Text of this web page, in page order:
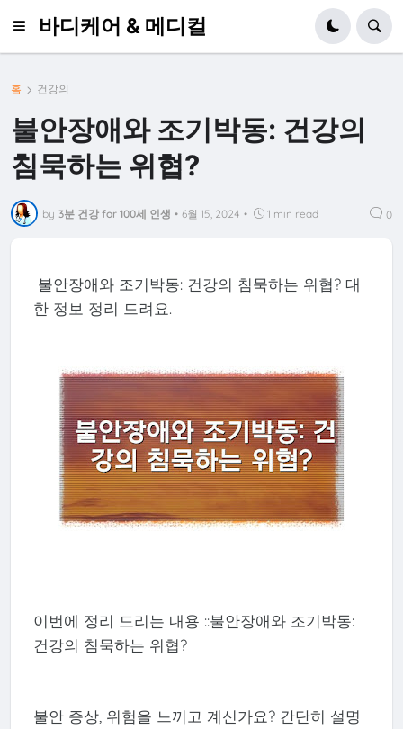
바디케어 & 메디컬
홈 건강의
불안장애와 조기박동: 건강의
침묵하는 위협?
by 3분 건강 for 100세 인생 • 6월 15, 2024 • 1 min read 0
불안장애와 조기박동: 건강의 침묵하는 위협? 대
한 정보 정리 드려요.
이번에 정리 드리는 내용 ::불안장애와 조기박동:
건강의 침묵하는 위협?
불안 증상, 위험을 느끼고 계신가요? 간단히 설명